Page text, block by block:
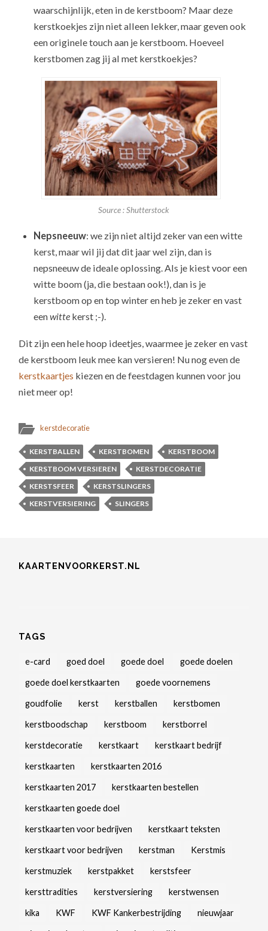
waarschijnlijk, eten in de kerstboom? Maar deze
kerstkoekjes zijn niet alleen lekker, maar geven ook
een originele touch aan je kerstboom. Hoeveel
kerstbomen zag jij al met kerstkoekjes?
Source : Shutterstock
Nepsneeuw: we zijn niet altijd zeker van een witte
kerst, maar wil jij dat dit jaar wel zijn, dan is
nepsneeuw de ideale oplossing. Als je kiest voor een
witte boom (ja, die bestaan ook!), dan is je
kerstboom op en top winter en heb je zeker en vast
eenwittekerst ;-).
Dit zijn een hele hoop ideetjes, waarmee je zeker en vast
de kerstboom leuk mee kan versieren! Nu nog even de
kerstkaartjes kiezen en de feestdagen kunnen voor jou
niet meer op!
kerstdecoratie
KERSTBALLEN KERSTBOMEN
KERSTBOOM
KERSTBOOM VERSIEREN
KERSTDECORATIE
KERSTSFEER
KERSTSLINGERS
KERSTVERSIERING
SLINGERS
KAARTENVOORKERST.NL
TAGS
e-card goed doel goede doel goede doelen
goede doel kerstkaarten goede voornemens
goudfolie kerst kerstballen kerstbomen
kerstboodschap kerstboom kerstborrel
kerstdecoratie kerstkaart kerstkaart bedrijf
kerstkaarten kerstkaarten 2016
kerstkaarten 2017 kerstkaarten bestellen
kerstkaarten goede doel
kerstkaarten voor bedrijven kerstkaart teksten
kerstkaart voor bedrijven kerstman Kerstmis
kerstmuziek kerstpakket kerstsfeer
kersttradities kerstversiering kerstwensen
kika KWF KWF Kankerbestrijding nieuwjaar